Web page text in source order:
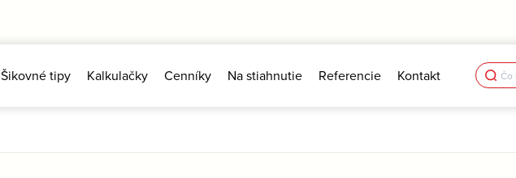
Šikovné tipy Kalkulačky Cenníky Na stiahnutie Referencie Kontakt Search
for: